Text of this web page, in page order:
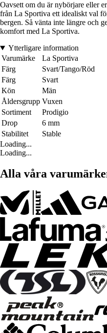
Oavsett om du är nybörjare eller
från La Sportiva ett idealiskt val
bergen. Så vänta inte längre och
komfort med La Sportiva.
Ytterligare information
Varumärke
La Sportiva
Färg
Svart/Tango/Röd
Färg
Svart
Kön
Män
Åldersgrupp Vuxen
Sortiment
Prodigio
Drop
6 mm
Stabilitet
Stable
Loading...
Loading...
Alla våra